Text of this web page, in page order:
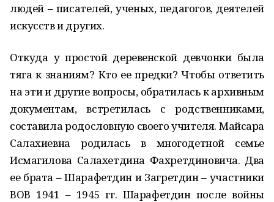
людей – писателей, ученых, педагогов, деятелей
искусств и других.
Откуда у простой деревенской девчонки была
тяга к знаниям? Кто ее предки? Чтобы ответить
на эти и другие вопросы, обратилась к архивным
документам, встретилась с родственниками,
составила родословную своего учителя. Майсара
Салахиевна родилась в многодетной семье
Исмагилова Салахетдина Фахретдиновича. Два
ее брата – Шарафетдин и Загретдин – участники
ВОВ 1941 – 1945 гг. Шарафетдин после войны